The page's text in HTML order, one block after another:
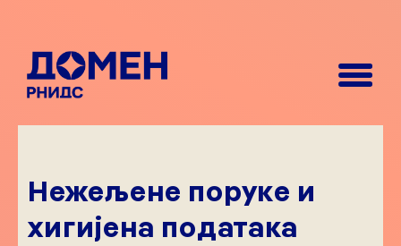
Нежељенe порукe и
хигијена података